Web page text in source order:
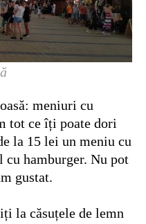
meniuri cu
tot ce îți poate dori
la 15 lei un meniu cu
hamburger. Nu pot
gustat.
la căsuțele de lemn